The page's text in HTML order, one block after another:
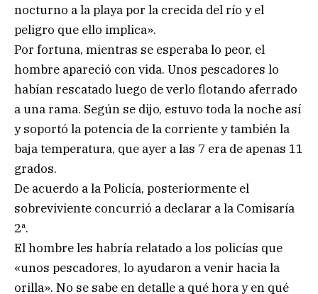
nocturno a la playa por la crecida del río y el
peligro que ello implica».
Por fortuna, mientras se esperaba lo peor, el
hombre apareció con vida. Unos pescadores lo
habían rescatado luego de verlo flotando aferrado
a una rama. Según se dijo, estuvo toda la noche así
y soportó la potencia de la corriente y también la
baja temperatura, que ayer a las 7 era de apenas 11
grados.
De acuerdo a la Policía, posteriormente el
sobreviviente concurrió a declarar a la Comisaría
2ª.
El hombre les habría relatado a los policías que
«unos pescadores, lo ayudaron a venir hacia la
orilla». No se sabe en detalle a qué hora y en qué